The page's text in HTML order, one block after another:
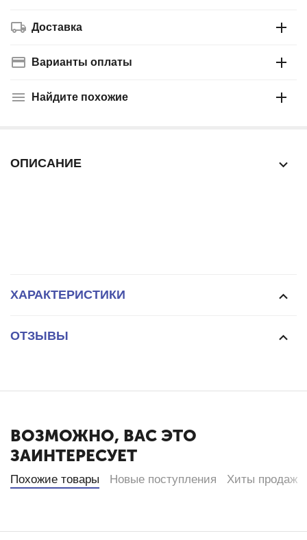
Доставка
Варианты оплаты
Найдите похожие
ОПИСАНИЕ
ХАРАКТЕРИСТИКИ
ОТЗЫВЫ
ВОЗМОЖНО, ВАС ЭТО
ЗАИНТЕРЕСУЕТ
Похожие товары Новые поступления Хиты продаж